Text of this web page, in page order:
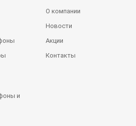
и
О компании
Новости
Акции
Контакты